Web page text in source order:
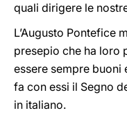
quali dirigere le
L’Augusto Pontefice
presepio che ha loro
essere sempre
fa con essi il Segno
in italiano.